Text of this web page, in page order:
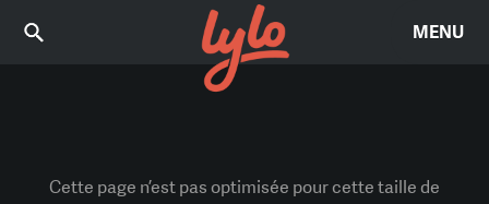
MENU
Cette page n’est pas optimisée pour cette taille de